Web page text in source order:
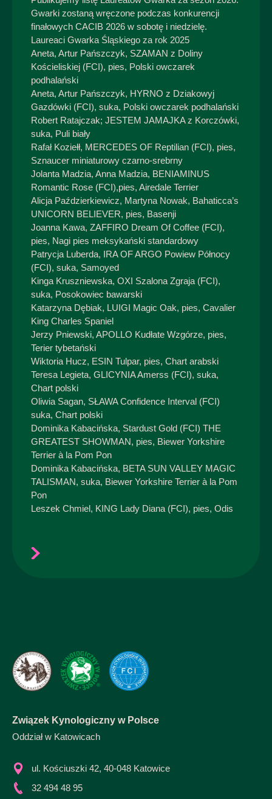
Gwarki zostaną wręczone podczas konkurencji
finałowych CACIB 2026 w sobotę i niedzielę.
Laureaci Gwarka Śląskiego za rok 2025
Aneta, Artur Pańszczyk, SZAMAN z Doliny
Kościeliskiej (FCI), pies, Polski owczarek
podhalański
Aneta, Artur Pańszczyk, HYRNO z Dziakowyj
Gazdówki (FCI), suka, Polski owczarek podhalański
Robert Ratajczak; JESTEM JAMAJKA z Korczówki,
suka, Puli biały
Rafał Koziełł, MERCEDES OF Reptilian (FCI), pies,
Sznaucer miniaturowy czarno-srebrny
Jolanta Madzia, Anna Madzia, BENIAMINUS
Romantic Rose (FCI),pies, Airedale Terrier
Alicja Paździerkiewicz, Martyna Nowak, Bahaticca’s
UNICORN BELIEVER, pies, Basenji
Joanna Kawa, ZAFFIRO Dream Of Coffee (FCI),
pies, Nagi pies meksykański standardowy
Patrycja Luberda, IRA OF ARGO Powiew Północy
(FCI), suka, Samoyed
Kinga Kruszniewska, OXI Szalona Zgraja (FCI),
suka, Posokowiec bawarski
Katarzyna Dębiak, LUIGI Magic Oak, pies, Cavalier
King Charles Spaniel
Jerzy Pniewski, APOLLO Kudłate Wzgórze, pies,
Terier tybetański
Wiktoria Hucz, ESIN Tulpar, pies, Chart arabski
Teresa Legieta, GLICYNIA Amerss (FCI), suka,
Chart polski
Oliwia Sagan, SŁAWA Confidence Interval (FCI)
suka, Chart polski
Dominika Kabacińska, Stardust Gold (FCI) THE
GREATEST SHOWMAN, pies, Biewer Yorkshire
Terrier à la Pom Pon
Dominika Kabacińska, BETA SUN VALLEY MAGIC
TALISMAN, suka, Biewer Yorkshire Terrier à la Pom
Pon
Leszek Chmiel, KING Lady Diana (FCI), pies, Odis
Związek Kynologiczny w Polsce
Oddział w Katowicach
ul. Kościuszki 42, 40-048 Katowice
32 494 48 95